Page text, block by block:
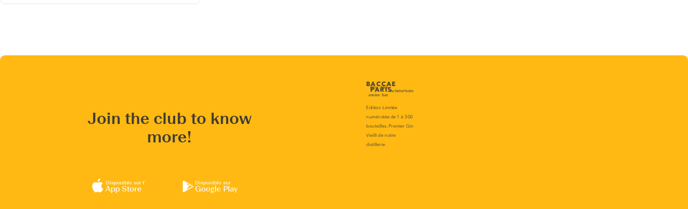
Join the club to know
more!
Disponible sur l’
App Store
Disponible sur
Google Play